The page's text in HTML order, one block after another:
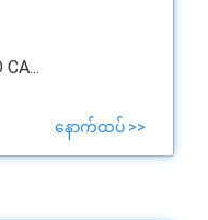
နောက်ထပ် >>